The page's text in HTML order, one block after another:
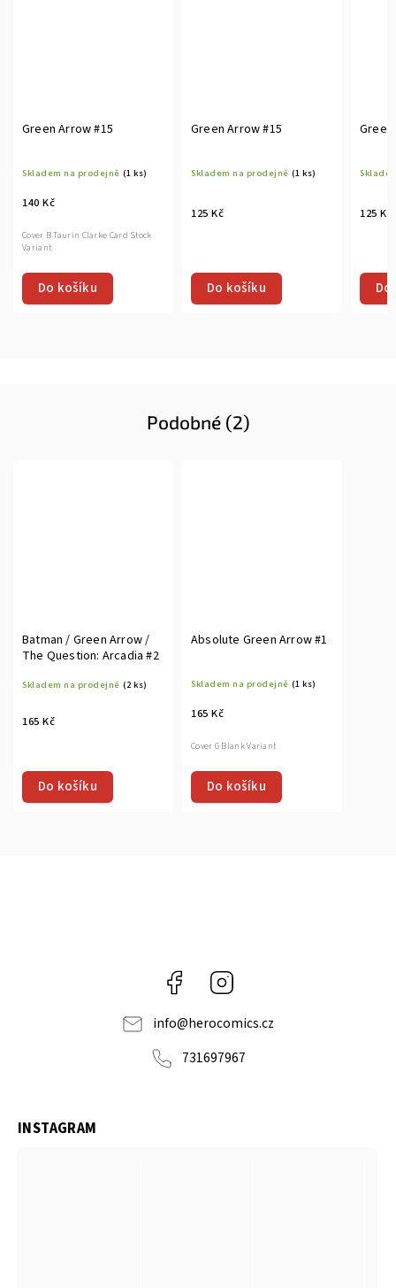
Green Arrow #15
Skladem na prodejně (1 ks)
140 Kč
Do košíku
Cover B Taurin Clarke Card Stock
Variant
Green Arrow #15
Skladem na prodejně (1 ks)
125 Kč
Do košíku
125 Kč
Podobné (2)
Batman / Green Arrow /
The Question: Arcadia #2
Skladem na prodejně (2 ks)
165 Kč
Do košíku
Absolute Green Arrow #1
Skladem na prodejně (1 ks)
165 Kč
Do košíku
Cover G Blank Variant
Facebook
info@herocomics.cz
731697967
INSTAGRAM